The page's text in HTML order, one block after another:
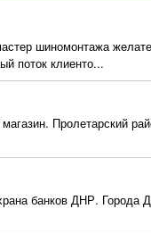
шиномонтажа
поток клиенто...
Пролетарский
банков ДНР. Города